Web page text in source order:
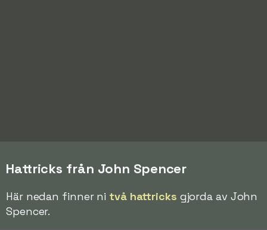
Hattricks från John Spencer
Här nedan finner ni två hattricks gjorda av John
Spencer.